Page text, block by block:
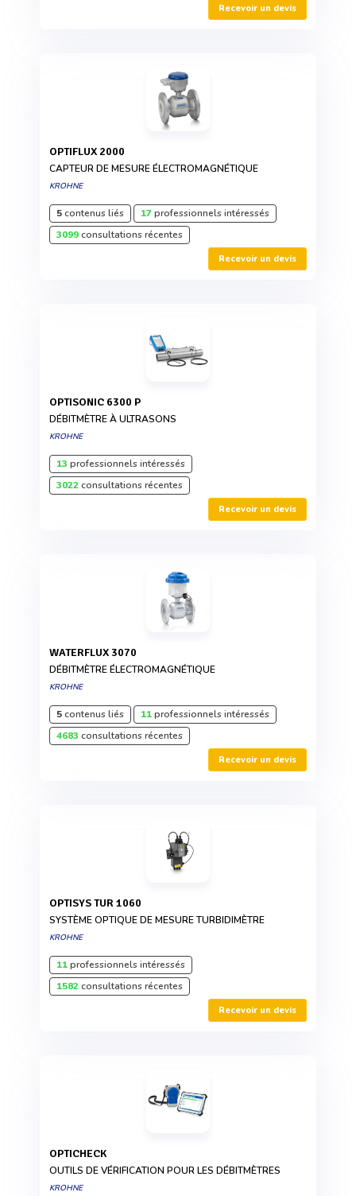
Recevoir un devis
OPTIFLUX 2000
CAPTEUR DE MESURE ÉLECTROMAGNÉTIQUE
KROHNE
5contenus liés 17professionnels intéressés
3099consultations récentes
Recevoir un devis
OPTISONIC 6300 P
DÉBITMÈTRE À ULTRASONS
KROHNE
13 professionnels intéressés
3022consultations récentes
Recevoir un devis
WATERFLUX 3070
DÉBITMÈTRE ÉLECTROMAGNÉTIQUE
KROHNE
5contenus liés 11professionnels intéressés
4683 consultations récentes
Recevoir un devis
OPTISYS TUR 1060
SYSTÈME OPTIQUE DE MESURE TURBIDIMÈTRE
KROHNE
11professionnels intéressés
1582consultations récentes
Recevoir un devis
OPTICHECK
OUTILS DE VÉRIFICATION POUR LES DÉBITMÈTRES
KROHNE